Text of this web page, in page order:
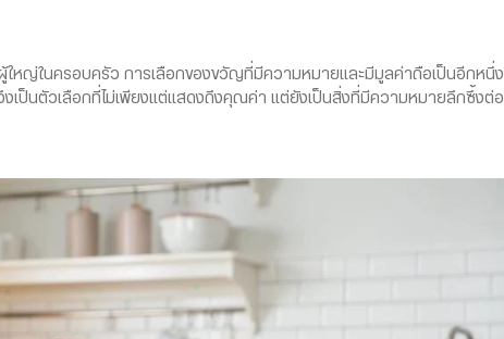
ใหญ่ในครอบครัว การเลือกของขวัญที่มีความหมายและมีมูลค่าถือเป็นอีกหนึ่
ป็นตัวเลือกที่ไม่เพียงแต่แสดงถึงคุณค่า แต่ยังเป็นสิ่งที่มีความหมายลึกซึ้งต่อ